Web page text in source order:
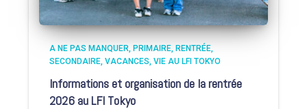
A NE PAS MANQUER PRIMAIRE RENTRÉE
SECONDAIRE VACANCES VIE AU LFI TOKYO
Informations et organisation de la rentrée
2026 au LFI Tokyo